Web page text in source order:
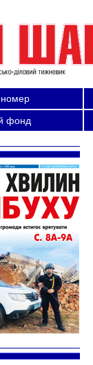
номер
фонд